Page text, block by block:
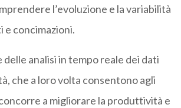
l’evoluzione e la variabilità
concimazioni.
delle analisi in tempo reale dei dati
che a loro volta consentono agli
a migliorare la produttività e